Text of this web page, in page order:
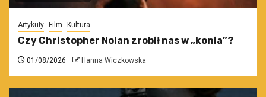
Artykuły Film Kultura
Czy Christopher Nolan zrobił nas w „konia”?
01/08/2026 Hanna Wiczkowska